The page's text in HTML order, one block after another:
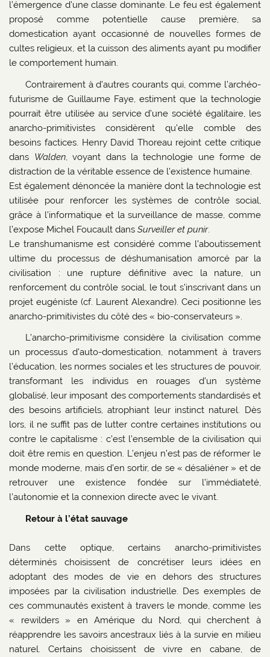
l’émergence d’une classe dominante. Le feu est également
proposé comme potentielle cause première, sa
domestication ayant occasionné de nouvelles formes de
cultes religieux, et la cuisson des aliments ayant pu modifier
le comportement humain.
Contrairement à d’autres courants qui, comme l’archéo-
futurisme de Guillaume Faye, estiment que la technologie
pourrait être utilisée au service d’une société égalitaire, les
anarcho-primitivistes considèrent qu’elle comble des
besoins factices. Henry David Thoreau rejoint cette critique
dans Walden, voyant dans la technologie une forme de
distraction de la véritable essence de l’existence humaine.
Est également dénoncée la manière dont la technologie est
utilisée pour renforcer les systèmes de contrôle social,
grâce à l’informatique et la surveillance de masse, comme
l’expose Michel Foucault dansSurveiller et punir.
Le transhumanisme est considéré comme l’aboutissement
ultime du processus de déshumanisation amorcé par la
civilisation : une rupture définitive avec la nature, un
renforcement du contrôle social, le tout s’inscrivant dans un
projet eugéniste (cf. Laurent Alexandre). Ceci positionne les
anarcho-primitivistes du côté des « bio-conservateurs ».
L’anarcho-primitivisme considère la civilisation comme
un processus d’auto-domestication, notamment à travers
l’éducation, les normes sociales et les structures de pouvoir,
transformant les individus en rouages d’un système
globalisé, leur imposant des comportements standardisés et
des besoins artificiels, atrophiant leur instinct naturel. Dès
lors, il ne suffit pas de lutter contre certaines institutions ou
contre le capitalisme : c’est l’ensemble de la civilisation qui
doit être remis en question. L’enjeu n’est pas de réformer le
monde moderne, mais d’en sortir, de se « désaliéner » et de
retrouver une existence fondée sur l’immédiateté,
l’autonomie et la connexion directe avec le vivant.
Retour à l’état sauvage
Dans cette optique, certains anarcho-primitivistes
déterminés choisissent de concrétiser leurs idées en
adoptant des modes de vie en dehors des structures
imposées par la civilisation industrielle. Des exemples de
ces communautés existent à travers le monde, comme les
« rewilders » en Amérique du Nord, qui cherchent à
réapprendre les savoirs ancestraux liés à la survie en milieu
naturel. Certains choisissent de vivre en cabane, de